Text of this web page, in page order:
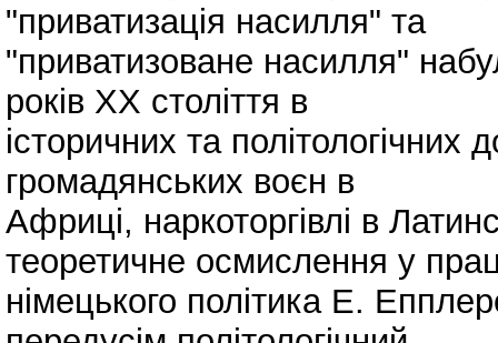
"приватизація насилля" та
"приватизоване насилля"
років ХХ століття в
історичних та
громадянських воєн в
Африці, наркоторгівлі в
теоретичне осмислення у
німецького політика Е.